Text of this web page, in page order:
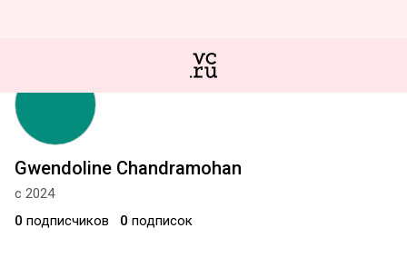
Gwendoline Chandramohan
с 2024
0 подписчиков 0 подписок